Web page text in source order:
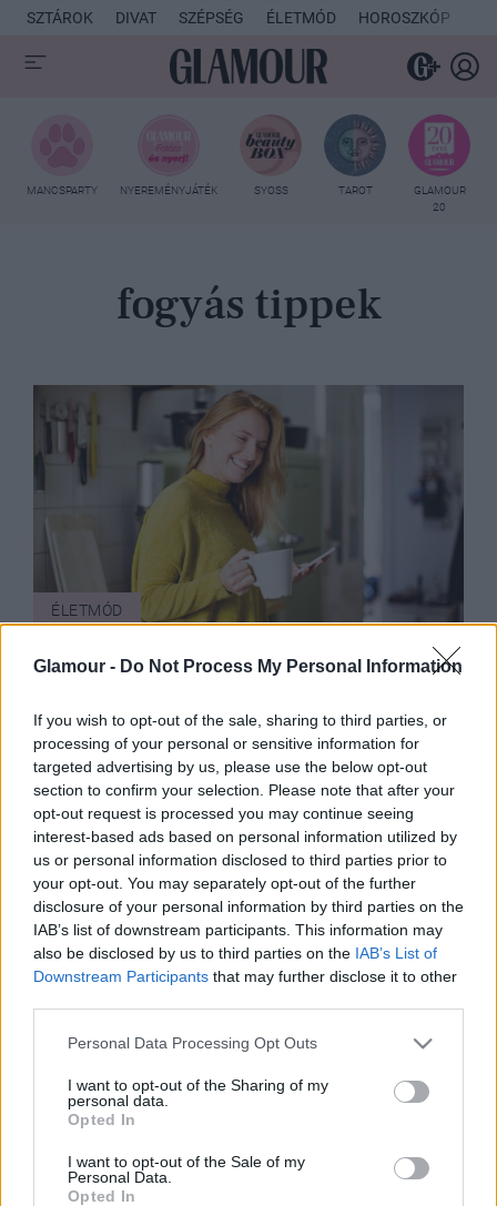
Glamour - Do Not Process My Personal Information
If you wish to opt-out of the sale, sharing to third parties, or
processing of your personal or sensitive information for
targeted advertising by us, please use the below opt-out
section to confirm your selection. Please note that after your
opt-out request is processed you may continue seeing
interest-based ads based on personal information utilized by
us or personal information disclosed to third parties prior to
your opt-out. You may separately opt-out of the further
disclosure of your personal information by third parties on the
IAB’s list of downstream participants. This information may
also be disclosed by us to third parties on the IAB’s List of
Downstream Participants that may further disclose it to other
Please note that this website/app uses one or more Google
not limited to your visit or usage behaviour. You may click to
grant or deny consent to Google and its third-party tags to
use your data for below specified purposes in below Google
consent section.
Personal Data Processing Opt Outs
I want to opt-out of the Sharing of my
personal data.
Opted In
I want to opt-out of the Sale of my
Personal Data.
Opted In
SZTÁROK DIVAT SZÉPSÉG ÉLETMÓD HOROSZKÓP
MANCSPARTY NYEREMÉNYJÁTÉK SYOSS TAROT
GLAMOUR
20
fogyás tippek
ÉLETMÓD
Mindössze 3 hozzávalóból áll ez az
ráadásul a fogyásban is segít
ÉLETMÓD
5 zseniális trükk, ami fogyni és
aludni is segít